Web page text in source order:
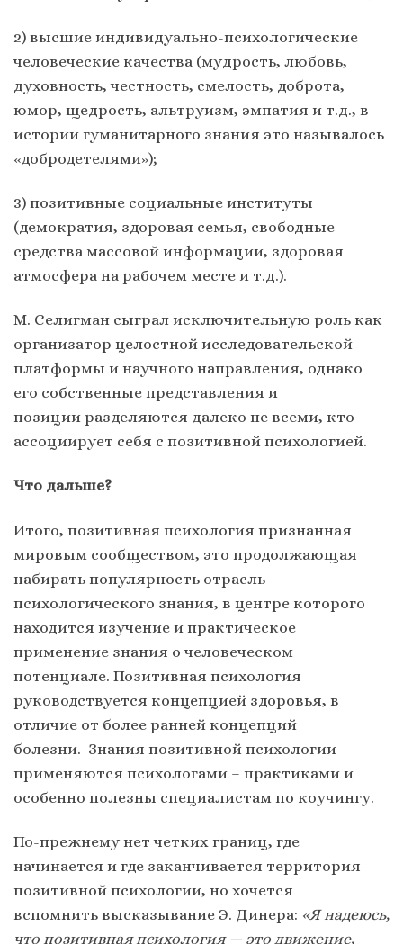
2) высшие индивидуально-психологические
человеческие качества (мудрость, любовь,
духовность, честность, смелость, доброта,
юмор, щедрость, альтруизм, эмпатия и т.д., в
истории гуманитарного знания это называлось
«добродетелями»);
3) позитивные социальные институты
(демократия, здоровая семья, свободные
средства массовой информации, здоровая
атмосфера на рабочем месте и т.д.).
М. Селигман сыграл исключительную роль как
организатор целостной исследовательской
платформы и научного направления, однако
его собственные представления и
позиции разделяются далеко не всеми, кто
ассоциирует себя с позитивной психологией.
Что дальше?
Итого, позитивная психология признанная
мировым сообществом, это продолжающая
набирать популярность отрасль
психологического знания, в центре которого
находится изучение и практическое
применение знания о человеческом
потенциале. Позитивная психология
руководствуется концепцией здоровья, в
отличие от более ранней концепций
болезни. Знания позитивной психологии
применяются психологами – практиками и
особенно полезны специалистам по коучингу.
По-прежнему нет четких границ, где
начинается и где заканчивается территория
позитивной психологии, но хочется
вспомнить высказывание Э. Динера: «Я надеюсь,
что позитивная психология — это движение,